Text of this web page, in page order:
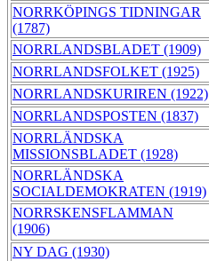
NORRKÖPINGS TIDNINGAR
(1787)
NORRLANDSBLADET (1909)
NORRLANDSFOLKET (1925)
NORRLANDSKURIREN (1922)
NORRLANDSPOSTEN (1837)
NORRLÄNDSKA
MISSIONSBLADET (1928)
NORRLÄNDSKA
SOCIALDEMOKRATEN (1919)
NORRSKENSFLAMMAN
(1906)
NY DAG (1930)